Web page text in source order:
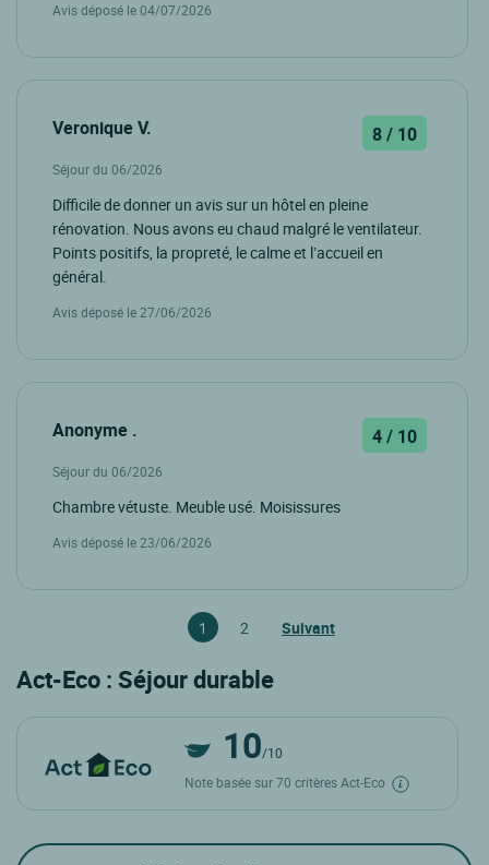
Avis déposé le 04/07/2026
Veronique V. 8 / 10
Séjour du 06/2026
Difficile de donner un avis sur un hôtel en pleine
rénovation. Nous avons eu chaud malgré le ventilateur.
Points positifs, la propreté, le calme et l’accueil en
général.
Avis déposé le 27/06/2026
Anonyme . 4 / 10
Séjour du 06/2026
Chambre vétuste. Meuble usé. Moisissures
Avis déposé le 23/06/2026
1 2 Suivant
Act-Eco : Séjour durable
10/10
Note basée sur 70 critères Act-Eco